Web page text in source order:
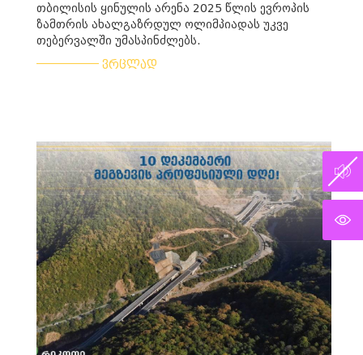
თბილისის ყინულის არენა 2025 წლის ევროპის
ზამთრის ახალგაზრდულ ოლიმპიადას უკვე
თებერვალში უმასპინძლებს.
ვრცლად